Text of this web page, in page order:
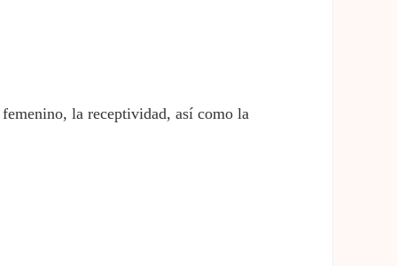
la receptividad, así como la